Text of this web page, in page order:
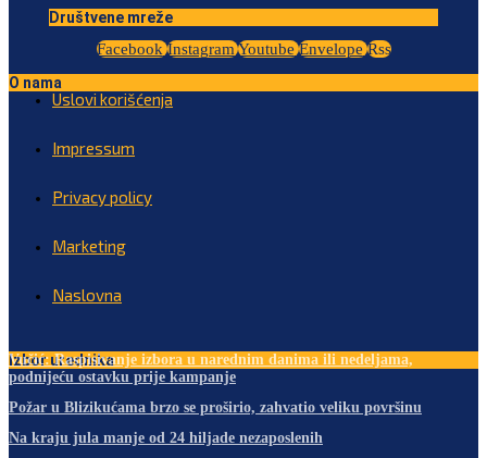
Društvene mreže
Facebook Instagram Youtube Envelope Rss
O nama
Uslovi korišćenja
Impressum
Privacy policy
Marketing
Naslovna
Izbor urednika
Vučić: Raspisivanje izbora u narednim danima ili nedeljama,
podnijeću ostavku prije kampanje
Požar u Blizikućama brzo se proširio, zahvatio veliku površinu
Na kraju jula manje od 24 hiljade nezaposlenih